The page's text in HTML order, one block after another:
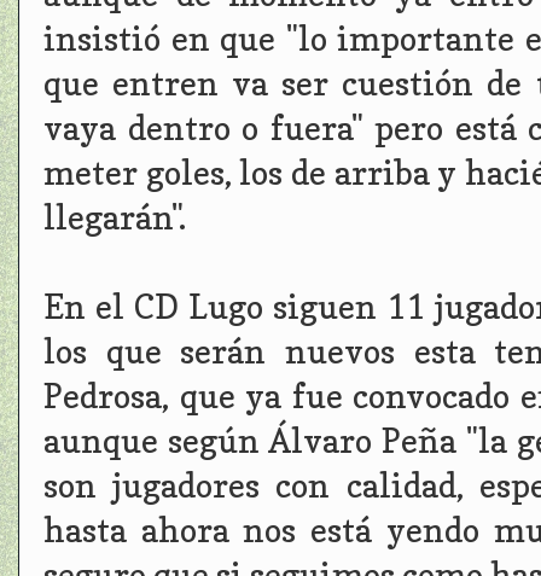
insistió en que "lo importante
que entren va ser cuestión de
vaya dentro o fuera" pero está
meter goles, los de arriba y
llegarán".
En el CD Lugo siguen 11
los que serán nuevos esta
Pedrosa, que ya fue
aunque según Álvaro Peña "la
son jugadores con calidad,
hasta ahora nos está yendo